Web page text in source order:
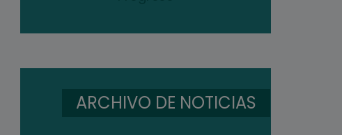
ARCHIVO DE NOTICIAS